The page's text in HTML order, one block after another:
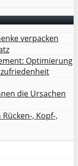
verpacken
Optimierung
die Ursachen
, Kopf-,